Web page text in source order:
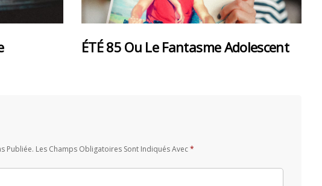
ÉTÉ 85 Ou Le Fantasme Adolescent
Publiée. Les Champs Obligatoires Sont Indiqués Avec*